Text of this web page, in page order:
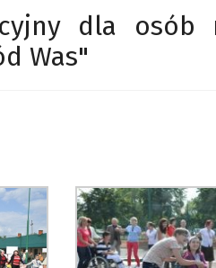
dla osób
Was"